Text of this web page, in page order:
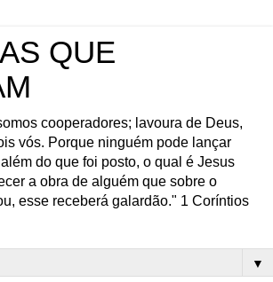
QUE
cooperadores; lavoura de Deus,
vós. Porque ninguém pode lançar
do que foi posto, o qual é Jesus
a obra de alguém que sobre o
esse receberá galardão." 1 Coríntios
▼